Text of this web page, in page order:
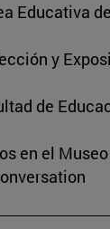
Educativa
y
de
en el